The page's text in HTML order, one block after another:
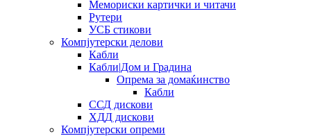
Мемориски картички и читачи
Рутери
УСБ стикови
Компјутерски делови
Кабли
Кабли|Дом и Градина
Опрема за домаќинство
Кабли
ССД дискови
ХДД дискови
Компјутерски опреми